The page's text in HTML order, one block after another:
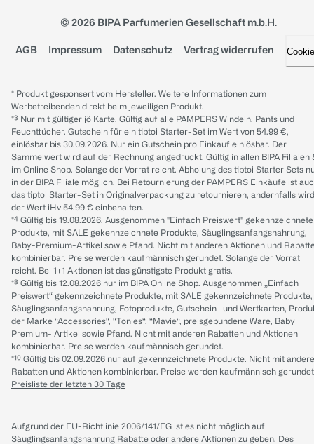
© 2026 BIPA Parfumerien Gesellschaft m.b.H.
AGB Impressum Datenschutz Vertrag widerrufen
* Produkt gesponsert vom Hersteller. Weitere Informationen zum
Werbetreibenden direkt beim jeweiligen Produkt.
*³ Nur mit gültiger jö Karte. Gültig auf alle PAMPERS Windeln, Pants und
Feuchttücher. Gutschein für ein tiptoi Starter-Set im Wert von 54.99 €,
einlösbar bis 30.09.2026. Nur ein Gutschein pro Einkauf einlösbar. Der
Sammelwert wird auf der Rechnung angedruckt. Gültig in allen BIPA Filialen
im Online Shop. Solange der Vorrat reicht. Abholung des tiptoi Starter Sets
in der BIPA Filiale möglich. Bei Retournierung der PAMPERS Einkäufe ist
das tiptoi Starter-Set in Originalverpackung zu retournieren, andernfalls wird
der Wert iHv 54.99 € einbehalten.
*⁴ Gültig bis 19.08.2026. Ausgenommen "Einfach Preiswert" gekennzeichnete
Produkte, mit SALE gekennzeichnete Produkte, Säuglingsanfangsnahrung,
Baby-Premium-Artikel sowie Pfand. Nicht mit anderen Aktionen und
kombinierbar. Preise werden kaufmännisch gerundet. Solange der Vorrat
reicht. Bei 1+1 Aktionen ist das günstigste Produkt gratis.
*⁸ Gültig bis 12.08.2026 nur im BIPA Online Shop. Ausgenommen „Einfach
Preiswert“ gekennzeichnete Produkte, mit SALE gekennzeichnete Produkte,
Säuglingsanfangsnahrung, Fotoprodukte, Gutschein- und Wertkarten,
der Marke “Accessories“, “Tonies“, “Mavie“, preisgebundene Ware, Baby
Premium- Artikel sowie Pfand. Nicht mit anderen Rabatten und Aktionen
kombinierbar. Preise werden kaufmännisch gerundet.
*¹⁰ Gültig bis 02.09.2026 nur auf gekennzeichnete Produkte. Nicht mit
Rabatten und Aktionen kombinierbar. Preise werden kaufmännisch
Preisliste der letzten 30 Tage
Aufgrund der EU-Richtlinie 2006/141/EG ist es nicht möglich auf
Säuglingsanfangsnahrung Rabatte oder andere Aktionen zu geben. Des